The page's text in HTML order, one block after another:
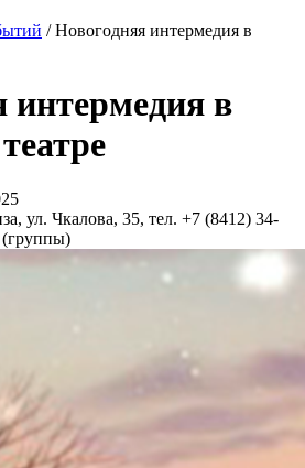
/Новогодняя интермедия в
интермедия в
ул. Чкалова, 35, тел. +7 (8412) 34-
(группы)